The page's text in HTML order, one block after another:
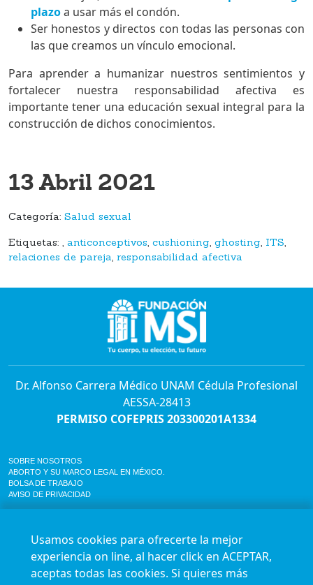
plazoa usar más el condón.
Ser honestos y directos con todas las personas con
las que creamos un vínculo emocional.
Para aprender a humanizar nuestros sentimientos y
fortalecer nuestra responsabilidad afectiva es
importante tener una educación sexual integral para la
construcción de dichos conocimientos.
13 Abril 2021
Categoría: Salud sexual
Etiquetas: , anticonceptivos, cushioning, ghosting, ITS,
relaciones de pareja, responsabilidad afectiva
Dr. Alfonso Carrera Médico UNAM Cédula Profesional
AESSA-28413
PERMISO COFEPRIS 203300201A1334
SOBRE NOSOTROS
ABORTO Y SU MARCO LEGAL EN MÉXICO.
BOLSA DE TRABAJO
AVISO DE PRIVACIDAD
Agenda en línea24/7 aquí
Impact report
Usamos cookies para ofrecerte la mejor
experiencia on line, al hacer click en ACEPTAR,
aceptas todas las cookies. Si quieres más